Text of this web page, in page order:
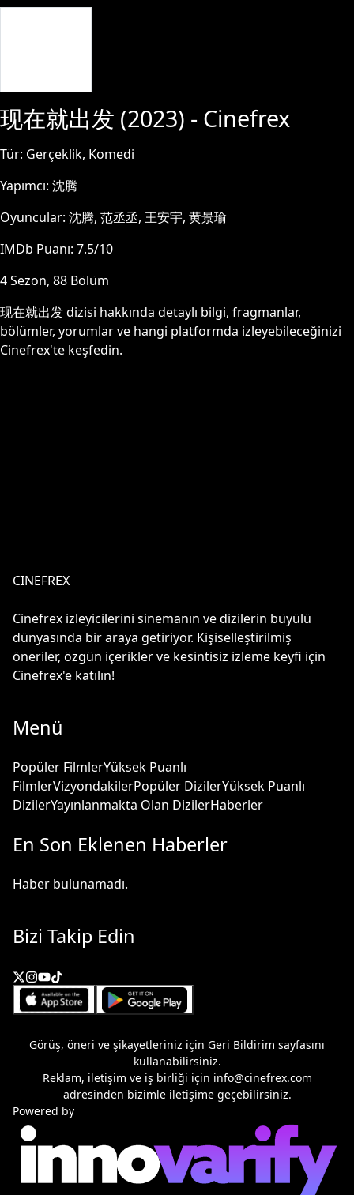
现在就出发 (2023) - Cinefrex
Tür: Gerçeklik, Komedi
Yapımcı: 沈腾
Oyuncular: 沈腾, 范丞丞, 王安宇, 黄景瑜
IMDb Puanı: 7.5/10
4Sezon, 88 Bölüm
现在就出发dizisi hakkında detaylı bilgi, fragmanlar,
bölümler, yorumlar ve hangi platformda izleyebileceğinizi
Cinefrex'te keşfedin.
CINEFREX
Cinefrex izleyicilerini sinemanın ve dizilerin büyülü
dünyasında bir araya getiriyor. Kişiselleştirilmiş
öneriler, özgün içerikler ve kesintisiz izleme keyfi için
Cinefrex'e katılın!
Menü
Popüler FilmlerYüksek Puanlı
FilmlerVizyondakilerPopüler DizilerYüksek Puanlı
DizilerYayınlanmakta Olan DizilerHaberler
En Son Eklenen Haberler
Haber bulunamadı.
Bizi Takip Edin
Görüş, öneri ve şikayetleriniz için Geri Bildirim sayfasını
kullanabilirsiniz.
Reklam, iletişim ve iş birliği için info@cinefrex.com
adresinden bizimle iletişime geçebilirsiniz.
Powered by